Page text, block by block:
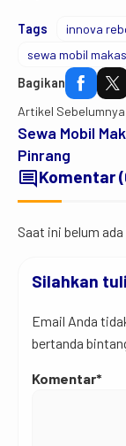
Tags innova
sewa mobil
Bagikan
Artikel Sebelumnya
Sewa Mobil
Pinrang
commentKomentar
Saat ini belum
Silahkan
Email Anda
bertanda
Komentar*